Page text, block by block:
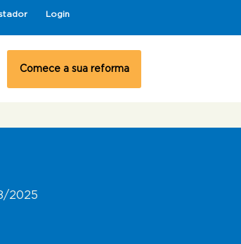
Login
Comece a sua reforma
2025